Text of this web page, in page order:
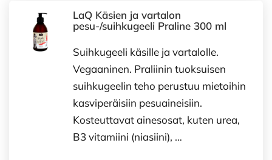
LaQ Käsien ja vartalon
pesu-/suihkugeeli Praline 300 ml
Suihkugeeli käsille ja vartalolle.
Vegaaninen. Praliinin tuoksuisen
suihkugeelin teho perustuu mietoihin
kasviperäisiin pesuaineisiin.
Kosteuttavat ainesosat, kuten urea,
B3 vitamiini (niasiini), …